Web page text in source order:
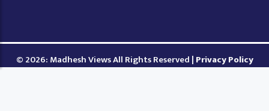
© 2026: Madhesh Views All Rights Reserved | Privacy Policy